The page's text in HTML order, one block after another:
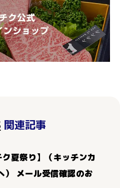
関連記事
夏祭り】（キッチンカ
） メール受信確認のお